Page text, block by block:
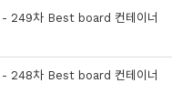
- 249차 Best board 컨테이너
- 248차 Best board 컨테이너